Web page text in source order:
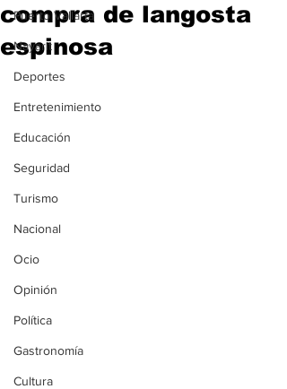
Puerto Vallarta
Nayarit
Deportes
Entretenimiento
Educación
Seguridad
Turismo
Nacional
Ocio
Opinión
Política
Gastronomía
Cultura
compra de langosta
espinosa